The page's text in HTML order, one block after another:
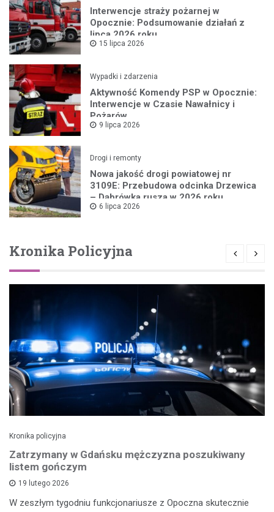
Interwencje straży pożarnej w
Opocznie: Podsumowanie działań z
lipca 2026 roku
15 lipca 2026
Wypadki i zdarzenia
Aktywność Komendy PSP w Opocznie:
Interwencje w Czasie Nawałnicy i
Pożarów
9 lipca 2026
Drogi i remonty
Nowa jakość drogi powiatowej nr
3109E: Przebudowa odcinka Drzewica
– Dąbrówka rusza w 2026 roku
6 lipca 2026
Kronika Policyjna
Kronika policyjna
Zatrzymany w Gdańsku mężczyzna poszukiwany
listem gończym
19 lutego 2026
W zeszłym tygodniu funkcjonariusze z Opoczna skutecznie